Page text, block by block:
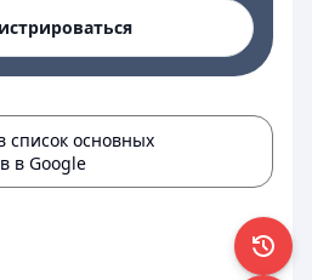
список основных
в Google